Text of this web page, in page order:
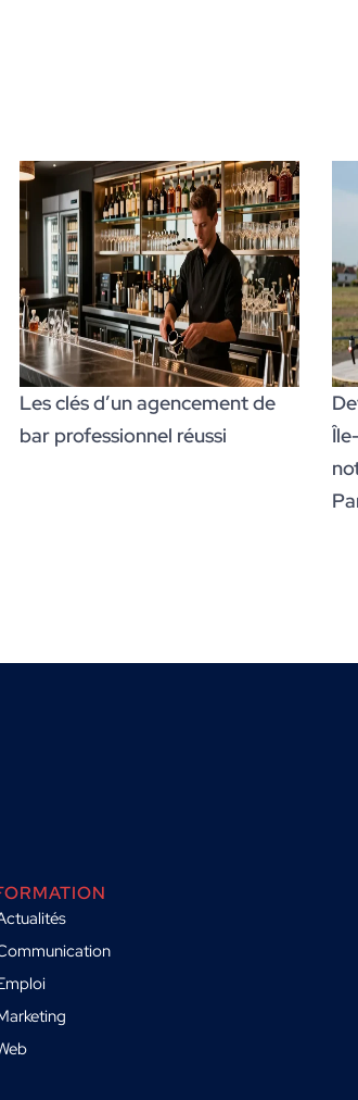
Les clés d’un agencement de
bar professionnel réussi